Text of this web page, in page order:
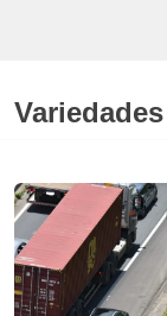
Variedades